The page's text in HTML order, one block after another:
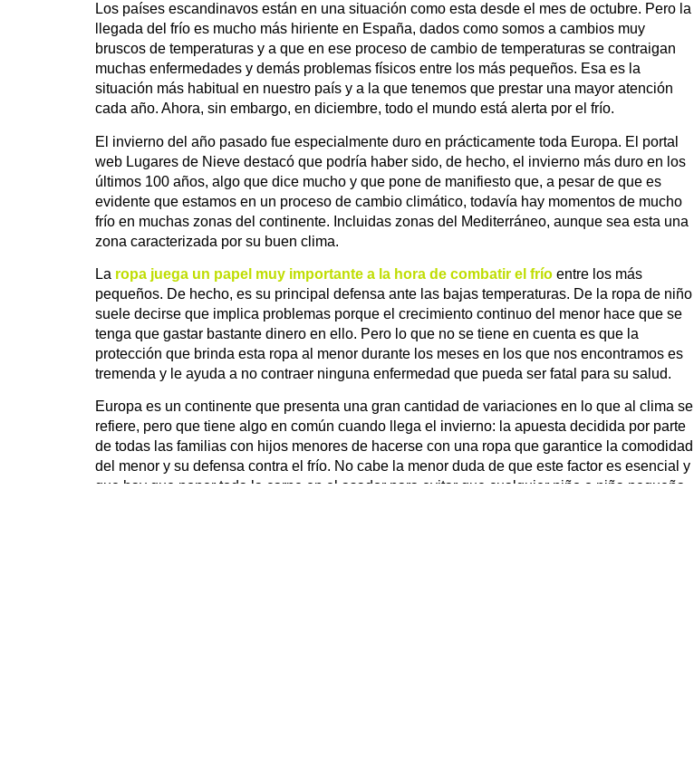
Los países escandinavos están en una situación como esta desde el mes de octubre. Pero la
llegada del frío es mucho más hiriente en España, dados como somos a cambios muy
bruscos de temperaturas y a que en ese proceso de cambio de temperaturas se contraigan
muchas enfermedades y demás problemas físicos entre los más pequeños. Esa es la
situación más habitual en nuestro país y a la que tenemos que prestar una mayor atención
cada año. Ahora, sin embargo, en diciembre, todo el mundo está alerta por el frío.
El invierno del año pasado fue especialmente duro en prácticamente toda Europa. El portal
web Lugares de Nieve destacó que podría haber sido, de hecho, el invierno más duro en los
últimos 100 años, algo que dice mucho y que pone de manifiesto que, a pesar de que es
evidente que estamos en un proceso de cambio climático, todavía hay momentos de mucho
frío en muchas zonas del continente. Incluidas zonas del Mediterráneo, aunque sea esta una
zona caracterizada por su buen clima.
La ropa juega un papel muy importante a la hora de combatir el frío entre los más
pequeños. De hecho, es su principal defensa ante las bajas temperaturas. De la ropa de niño
suele decirse que implica problemas porque el crecimiento continuo del menor hace que se
tenga que gastar bastante dinero en ello. Pero lo que no se tiene en cuenta es que la
protección que brinda esta ropa al menor durante los meses en los que nos encontramos es
tremenda y le ayuda a no contraer ninguna enfermedad que pueda ser fatal para su salud.
Europa es un continente que presenta una gran cantidad de variaciones en lo que al clima se
refiere, pero que tiene algo en común cuando llega el invierno: la apuesta decidida por parte
de todas las familias con hijos menores de hacerse con una ropa que garantice la comodidad
del menor y su defensa contra el frío. No cabe la menor duda de que este factor es esencial y
que hay que poner toda la carne en el asador para evitar que cualquier niño o niña pequeña